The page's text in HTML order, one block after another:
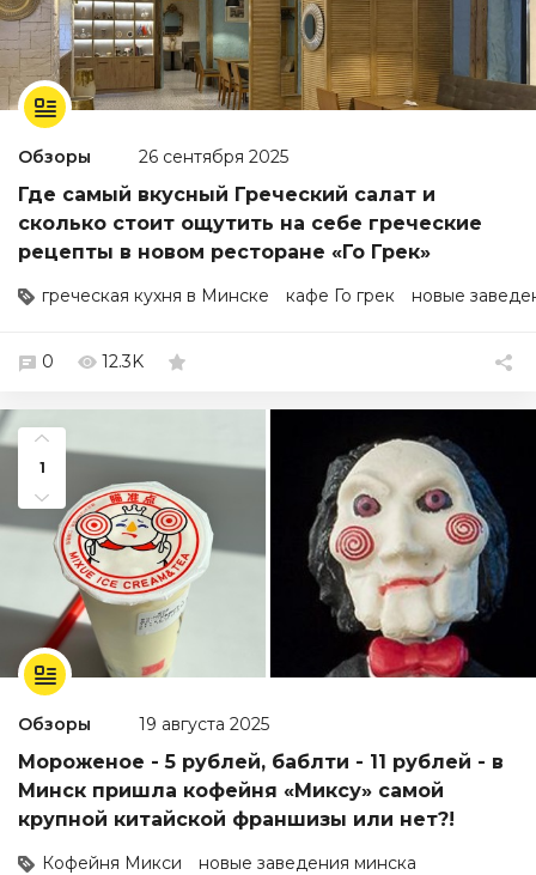
Обзоры 26 сентября 2025
Где самый вкусный Греческий салат и
сколько стоит ощутить на себе греческие
рецепты в новом ресторане «Го Грек»
греческая кухня в Минске кафе Го грек новые
0 12.3K
1
Обзоры 19 августа 2025
Мороженое - 5 рублей, баблти - 11 рублей - в
Минск пришла кофейня «Миксу» самой
крупной китайской франшизы или нет?!
Кофейня Микси новые заведения минска